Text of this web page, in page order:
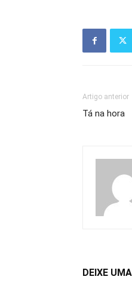
Artigo anterior
Tá na hora
DEIXE